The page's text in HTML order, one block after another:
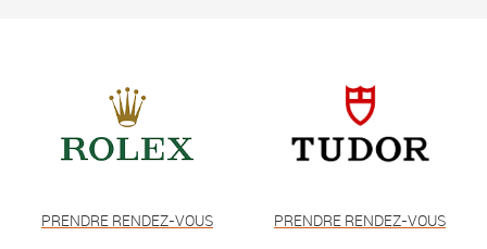
PRENDRE RENDEZ-VOUS PRENDRE RENDEZ-VOUS